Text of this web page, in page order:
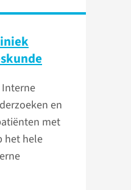
en
met
het hele